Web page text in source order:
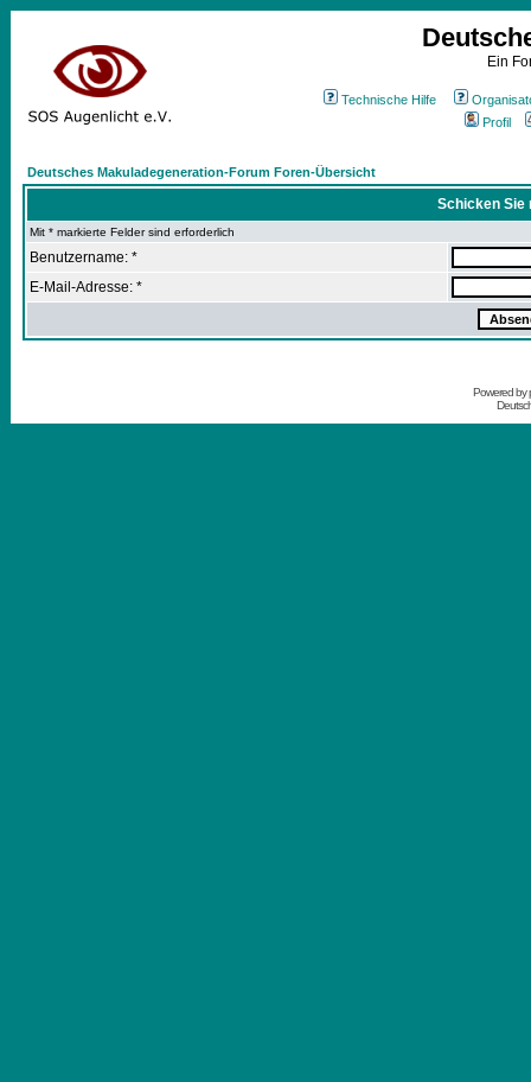
Ein
Technische Hilfe
Profil
Deutsches Makuladegeneration-Forum Foren-Übersicht
Schicken Sie
Mit * markierte Felder sind erforderlich
Benutzername: *
E-Mail-Adresse: *
Powered by